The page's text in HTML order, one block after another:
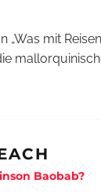
mit
Baobab?